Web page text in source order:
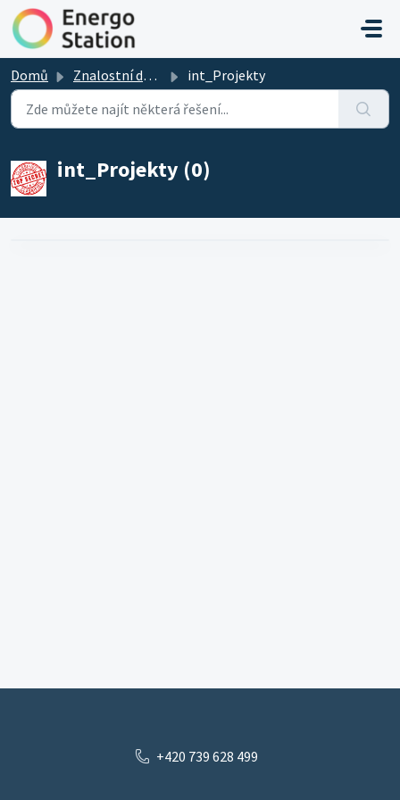
Přeskočit na hlavní obsah
Domů Znalostní databáze int_Projekty
int_Projekty (0)
+420 739 628 499